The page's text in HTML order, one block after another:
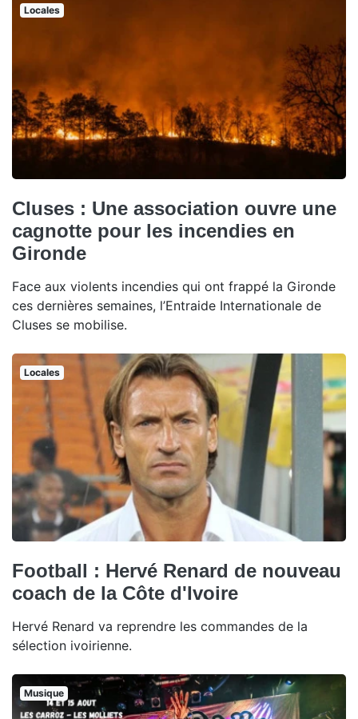
Locales
Cluses : Une association ouvre une
cagnotte pour les incendies en
Gironde
Face aux violents incendies qui ont frappé la Gironde
ces dernières semaines, l’Entraide Internationale de
Cluses se mobilise.
Locales
Football : Hervé Renard de nouveau
coach de la Côte d'Ivoire
Hervé Renard va reprendre les commandes de la
sélection ivoirienne.
Musique